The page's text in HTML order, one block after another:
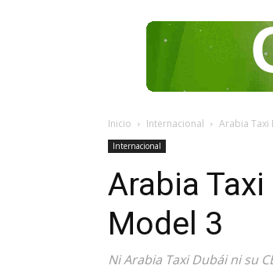
Inicio Internacional Arabia Taxi
Internacional
Arabia
Model 3
Ni Arabia Taxi Dubái ni su